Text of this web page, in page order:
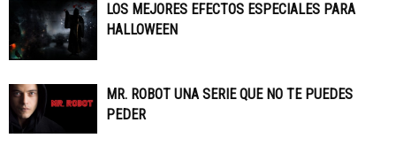
LOS MEJORES EFECTOS ESPECIALES PARA
HALLOWEEN
MR. ROBOT UNA SERIE QUE NO TE PUEDES
PEDER